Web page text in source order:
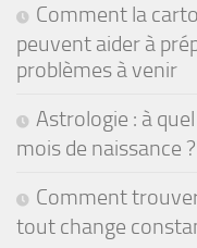
Comment la
peuvent aider à
problèmes à venir
Astrologie : à
mois de naissance ?
Comment
tout change